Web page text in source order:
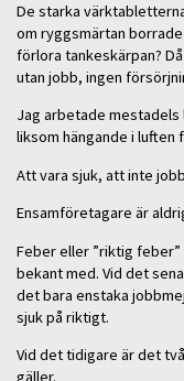
De starka
om ryggsmärtan
förlora tankeskärpan?
utan jobb, ingen
Jag arbetade
liksom hängande i luften
Att vara sjuk, att inte
Ensamföretagare är
Feber eller ”riktig
bekant med. Vid det
det bara enstaka
sjuk på riktigt.
Vid det tidigare är det
gäller.